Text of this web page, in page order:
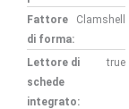
Fattore
di forma:
Clamshell
Lettore di
schede
integrato:
true